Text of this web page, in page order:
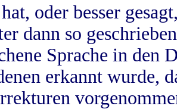
oder besser
dann so
Sprache in
erkannt wurde,